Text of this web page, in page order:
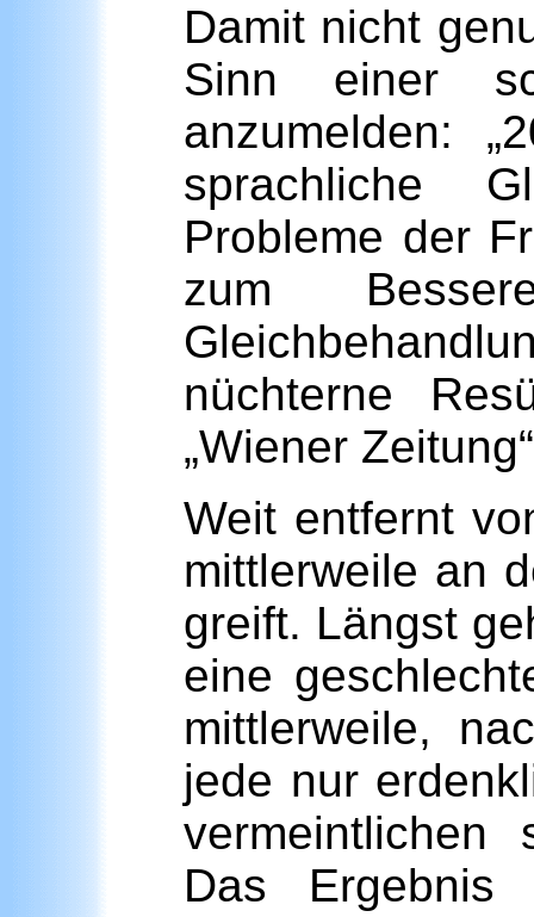
Damit nicht
Sinn einer
anzumelden:
sprachliche
Probleme der
zum
nüchterne
„Wiener
Weit entfernt
mittlerweile an
greift. Längst
eine
mittlerweile,
jede nur
vermeintlichen
Das Ergebnis